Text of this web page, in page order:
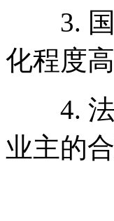
3. 国
化程度
4. 法
业主的